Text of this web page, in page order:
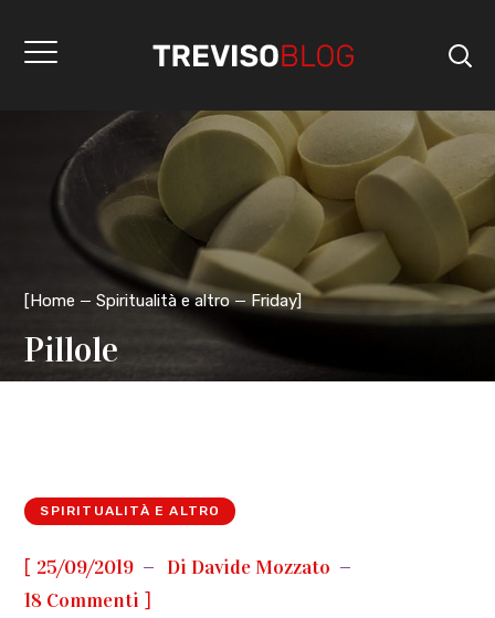
[Home Spiritualità e altro Friday]
Pillole
SPIRITUALITÀ E ALTRO
[ 25/09/2019 DiDavide Mozzato
18 Commenti ]